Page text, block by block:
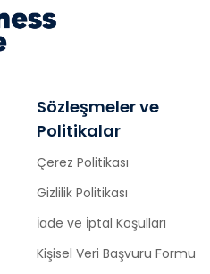
Sözleşmeler ve
Politikalar
Çerez Politikası
Gizlilik Politikası
İade ve İptal Koşulları
Kişisel Veri Başvuru Formu